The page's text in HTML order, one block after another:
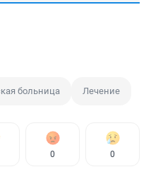
больница Лечение
0 0